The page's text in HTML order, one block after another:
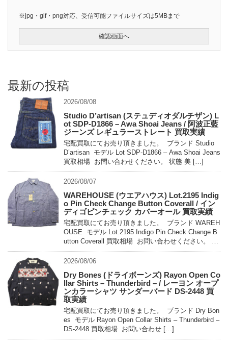
※jpg・gif・png対応、受信可能ファイルサイズは5MBまで
最新の投稿
2026/08/08
Studio D’artisan (ステュディオダルチザン) L
ot SDP-D1866 – Awa Shoai Jeans / 阿波正藍
ジーンズ レギュラーストレート 買取実績
宅配買取にてお売り頂きました。 ブランド Studio
D’artisan モデル Lot SDP-D1866 – Awa Shoai Jeans
買取相場 お問い合わせください。 状態 美 […]
2026/08/07
WAREHOUSE (ウエアハウス) Lot.2195 Indig
o Pin Check Change Button Coverall / イン
ディゴピンチェック カバーオール 買取実績
宅配買取にてお売り頂きました。 ブランド WAREH
OUSE モデル Lot.2195 Indigo Pin Check Change B
utton Coverall 買取相場 お問い合わせください。 状
態 未使用 […]
2026/08/06
Dry Bones (ドライボーンズ) Rayon Open Co
llar Shirts – Thunderbird – / レーヨン オープ
ンカラーシャツ サンダーバード DS-2448 買
取実績
宅配買取にてお売り頂きました。 ブランド Dry Bon
es モデル Rayon Open Collar Shirts – Thunderbird –
DS-2448 買取相場 お問い合わせ […]